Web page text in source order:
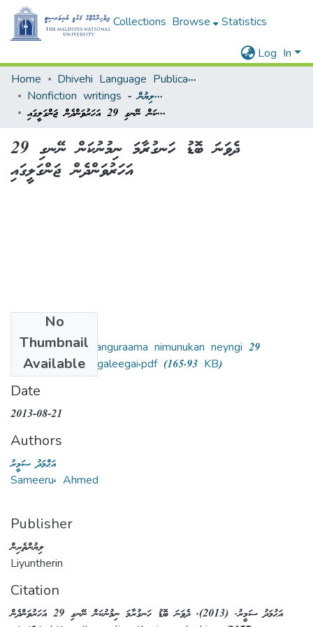
Collections Browse
Statistics
Log In
Home
Dhivehi Language Publications - ދިވެހި ބަހާ ބެހޭ ޖަމާ
Nonfiction writings - މަޒުމޫނީ ލިޔުން
ދެވަނަ ބޮޑު ހަނގުރާމަ ނިމުނުކަން ނޭނގި 29 އަހަރުވަންދެން ޖަންގަލީގައި
ދެވަނަ ބޮޑު ހަނގުރާމަ ނިމުނުކަން ނޭނގި 29
އަހަރުވަންދެން ޖަންގަލީގައި
No
Thumbnail
Available
Dhevana bodu hanguraama nimunukan neyngi 29
aharuvandhen jangaleegai.pdf (165.93 KB)
Date
2013-08-21
Authors
އަޙްމަދު ސަމީރު
Sameeru, Ahmed
Publisher
ލިޔުންތެރިން
Liyuntherin
Citation
އަޙުމަދު ސަމީރު. (2013). ދެވަނަ ބޮޑު ހަނގުރާމަ ނިމުނުކަން ނޭނގި 29 އަހަރުވަންދެން